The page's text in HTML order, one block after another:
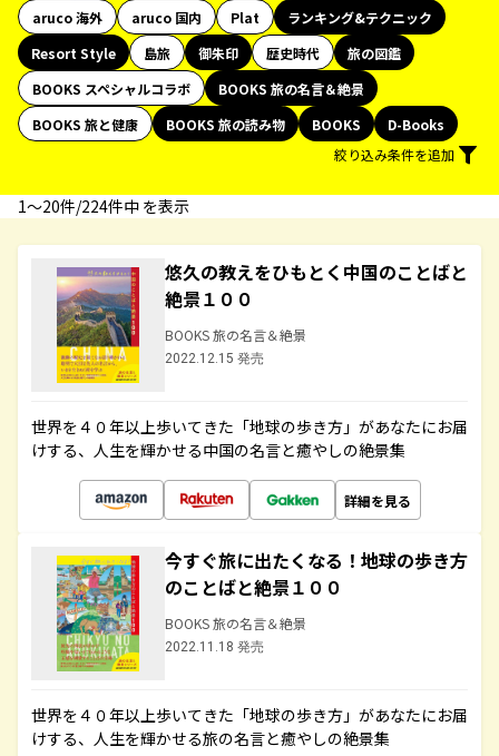
aruco 海外
aruco 国内 Plat
ランキング&テクニック
Resort Style
島旅 御朱印 歴史時代
旅の図鑑
BOOKS スペシャルコラボ
BOOKS 旅の名言＆絶景
BOOKS 旅と健康
BOOKS 旅の読み物 BOOKS
D-Books
絞り込み条件を追加
1〜20件/224件中 を表示
悠久の教えをひもとく中国のことばと
絶景１００
BOOKS 旅の名言＆絶景
2022.12.15 発売
世界を４０年以上歩いてきた「地球の歩き方」があなたにお届
けする、人生を輝かせる中国の名言と癒やしの絶景集
詳細を見る
今すぐ旅に出たくなる！地球の歩き方
のことばと絶景１００
BOOKS 旅の名言＆絶景
2022.11.18 発売
世界を４０年以上歩いてきた「地球の歩き方」があなたにお届
けする、人生を輝かせる旅の名言と癒やしの絶景集